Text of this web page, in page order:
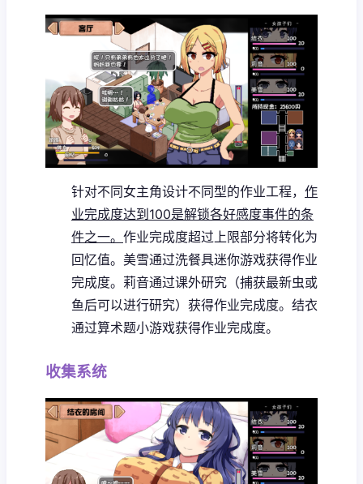
针对不同女主角设计不同型的作业工程， 作
业完成度达到100是解锁各好感度事件的条
件之一。 作业完成度超过上限部分将转化为
回忆值。 美雪通过洗餐具迷你游戏获得作业
完成度。 莉音通过课外研究（捕获最新虫或
鱼后可以进行研究）获得作业完成度。 结衣
通过算术题小游戏获得作业完成度。
收集系统